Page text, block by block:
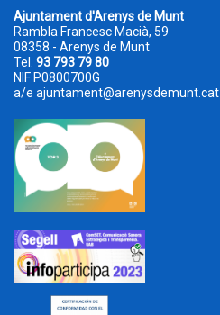
Ajuntament d'Arenys de Munt
Rambla Francesc Macià, 59
08358 - Arenys de Munt
Tel. 93 793 79 80
NIF P0800700G
a/e ajuntament@arenysdemunt.cat